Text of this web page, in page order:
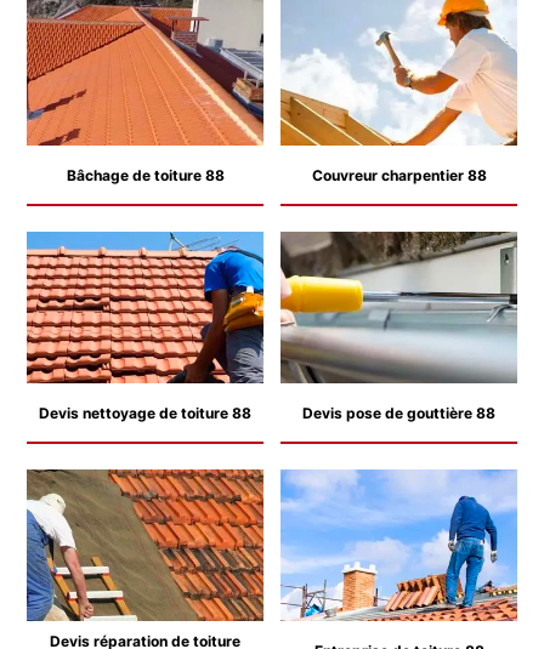
Bâchage de toiture 88 Couvreur charpentier 88
Devis nettoyage de toiture 88 Devis pose de gouttière 88
Devis réparation de toiture